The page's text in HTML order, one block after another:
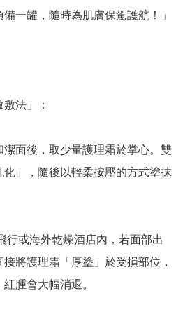
一罐，隨時為肌膚保駕護航！」
法」：
潔面後，取少量護理霜於掌心。雙
」，隨後以輕柔按壓的方式塗抹
行或海外乾燥酒店內，若面部出
將護理霜「厚塗」於受損部位，
腫會大幅消退。